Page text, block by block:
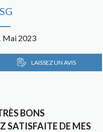
Mai 2023
LAISSEZ UN AVIS
BONS
SATISFAITE DE MES